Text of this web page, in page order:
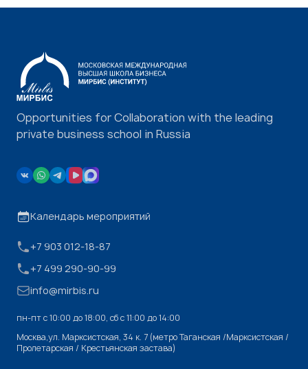
Opportunities for Collaboration with the leading
private business school in Russia
Календарь мероприятий
+7 903 012-18-87
+7 499 290-90-99
info@mirbis.ru
пн-пт с 10:00 до 18:00, cб с 11:00 до 14:00
Москва,ул. Марксистская, 34 к. 7 (метро Таганская /Марксистская /
Пролетарская / Крестьянская застава)